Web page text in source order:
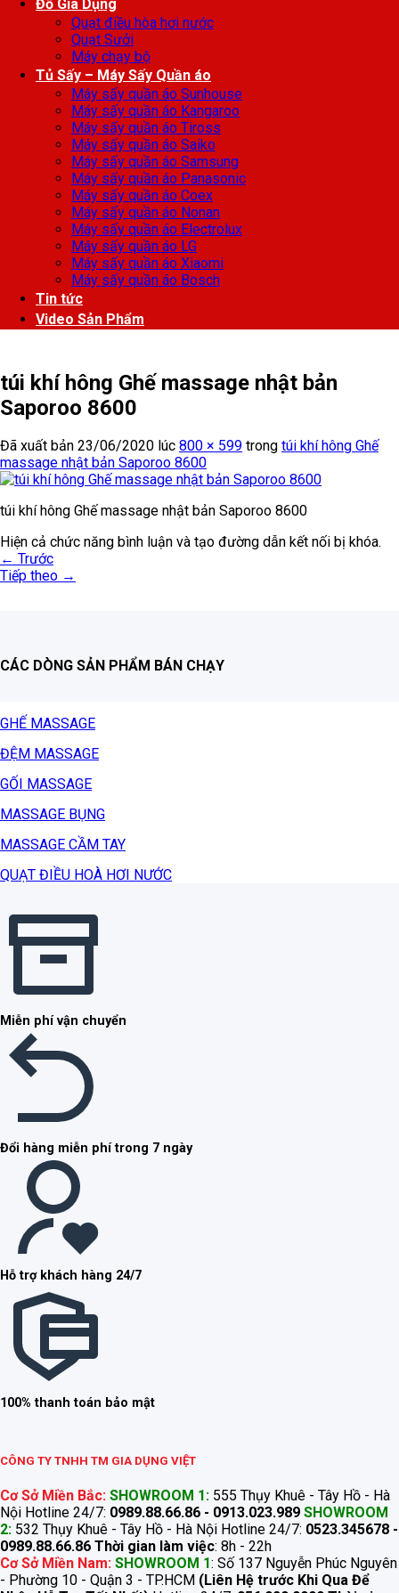
Đồ Gia Dụng
Quạt điều hòa hơi nước
Quạt Sưởi
Máy chạy bộ
Tủ Sấy – Máy Sấy Quần áo
Máy sấy quần áo Sunhouse
Máy sấy quần áo Kangaroo
Máy sấy quần áo Tiross
Máy sấy quần áo Saiko
Máy sấy quần áo Samsung
Máy sấy quần áo Panasonic
Máy sấy quần áo Coex
Máy sấy quần áo Nonan
Máy sấy quần áo Electrolux
Máy sấy quần áo LG
Máy sấy quần áo Xiaomi
Máy sấy quần áo Bosch
Tin tức
Video Sản Phẩm
túi khí hông Ghế massage nhật bản
Saporoo 8600
Đã xuất bản 23/06/2020 lúc 800 × 599 trong túi khí hông Ghế
massage nhật bản Saporoo 8600
túi khí hông Ghế massage nhật bản Saporoo 8600
Hiện cả chức năng bình luận và tạo đường dẫn kết nối bị khóa.
← Trước
Tiếp theo →
CÁC DÒNG SẢN PHẨM BÁN CHẠY
GHẾ MASSAGE
ĐỆM MASSAGE
GỐI MASSAGE
MASSAGE BỤNG
MASSAGE CẦM TAY
QUẠT ĐIỀU HOÀ HƠI NƯỚC
Miễn phí vận chuyển
Đổi hàng miễn phí trong 7 ngày
Hỗ trợ khách hàng 24/7
100% thanh toán bảo mật
CÔNG TY TNHH TM GIA DỤNG VIỆT
Cơ Sở Miền Bắc: SHOWROOM 1: 555 Thụy Khuê - Tây Hồ - Hà
Nội Hotline 24/7: 0989.88.66.86 - 0913.023.989 SHOWROOM
2: 532 Thụy Khuê - Tây Hồ - Hà Nội Hotline 24/7: 0523.345678 -
0989.88.66.86 Thời gian làm việc: 8h - 22h
Cơ Sở Miền Nam: SHOWROOM 1: Số 137 Nguyễn Phúc Nguyên
- Phường 10 - Quận 3 - TP.HCM (Liên Hệ trước Khi Qua Để